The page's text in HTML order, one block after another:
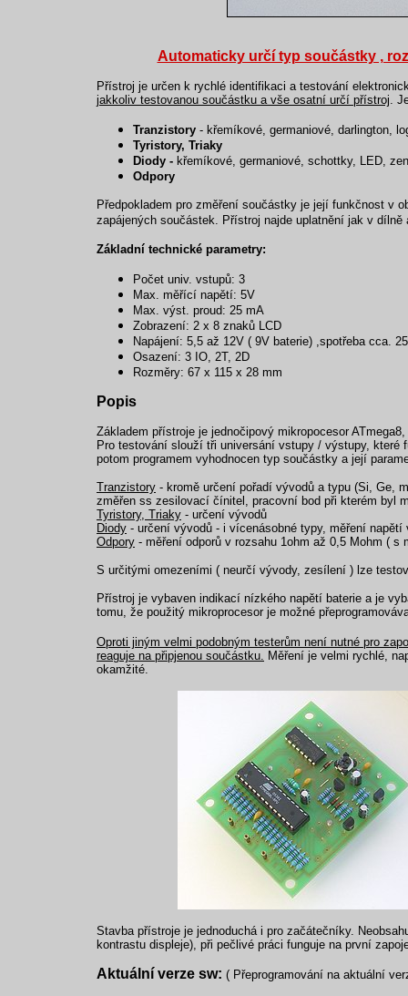
Automaticky určí typ součástky ,
Přístroj je určen k rychlé identifikaci a testování
jakkoliv testovanou součástku a vše osatní určí přístroj.
Tranzistory - křemíkové, germaniové, darlington,
Tyristory, Triaky
Diody - křemíkové, germaniové, schottky, LED,
Odpory
Předpokladem pro změření součástky je její funkčnost v
zapájených součástek. Přístroj najde uplatnění jak v dílně
Základní technické parametry:
Počet univ. vstupů: 3
Max. měřící napětí: 5V
Max. výst. proud: 25 mA
Zobrazení: 2 x 8 znaků LCD
Napájení: 5,5 až 12V ( 9V baterie) ,spotřeba cca.
Osazení: 3 IO, 2T, 2D
Rozměry: 67 x 115 x 28 mm
Popis
Základem přístroje je jednočipový mikropocesor
Pro testování slouží tři universání vstupy / výstupy, které
potom programem vyhodnocen typ součástky a její
Tranzistory - kromě určení pořadí vývodů a typu (Si, Ge,
změřen ss zesilovací čínitel, pracovní bod při kterém byl
Tyristory, Triaky - určení vývodů
Diody - určení vývodů - i vícenásobné typy, měření
Odpory - měření odporů v rozsahu 1ohm až 0,5 Mohm ( s
S určitými omezeními ( neurčí vývody, zesílení ) lze
Přístroj je vybaven indikací nízkého napětí baterie a je
tomu, že použitý mikroprocesor je možné
Oproti jiným velmi podobným testerům není nutné pro
reaguje na připjenou součástku. Měření je velmi rychlé,
okamžité.
Stavba přístroje je jednoduchá i pro začátečníky.
kontrastu displeje), při pečlivé práci funguje na první
Aktuální verze sw: ( Přeprogramování na aktuální